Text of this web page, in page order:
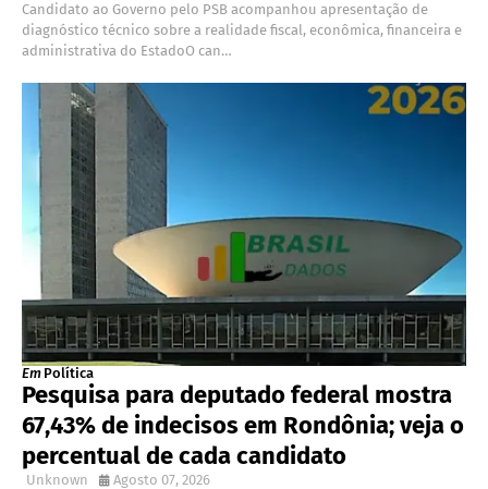
Candidato ao Governo pelo PSB acompanhou apresentação de
diagnóstico técnico sobre a realidade fiscal, econômica, financeira e
administrativa do EstadoO can…
Em Política
Pesquisa para deputado federal mostra
67,43% de indecisos em Rondônia; veja o
percentual de cada candidato
Unknown
Agosto 07, 2026